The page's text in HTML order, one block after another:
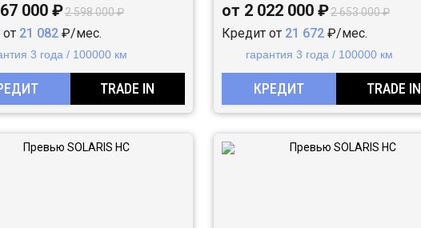
000 ₽2 598 000 ₽
21 082₽/мес.
3 года / 100000 км
TRADE IN
от 2 022 000 ₽2 653 000 ₽
Кредит от 21 672 ₽/мес.
гарантия 3 года / 100000 км
КРЕДИТ TRADE IN